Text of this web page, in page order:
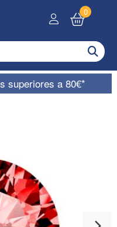
0
superiores a 80€*